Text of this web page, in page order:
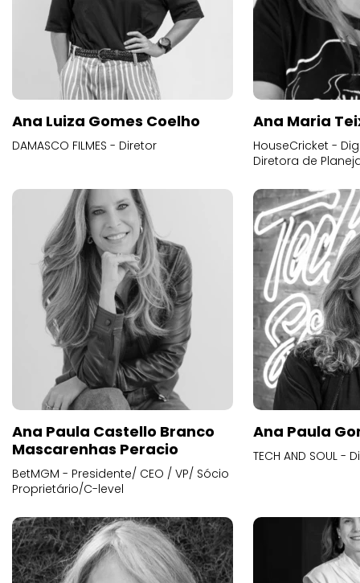
Ana Luiza Gomes Coelho
DAMASCO FILMES - Diretor
Ana Maria
HouseCricket -
Diretora de
Ana Paula Castello Branco
Mascarenhas Peracio
BetMGM - Presidente/ CEO / VP/ Sócio
Proprietário/C-level
Ana Paula
TECH AND SOUL